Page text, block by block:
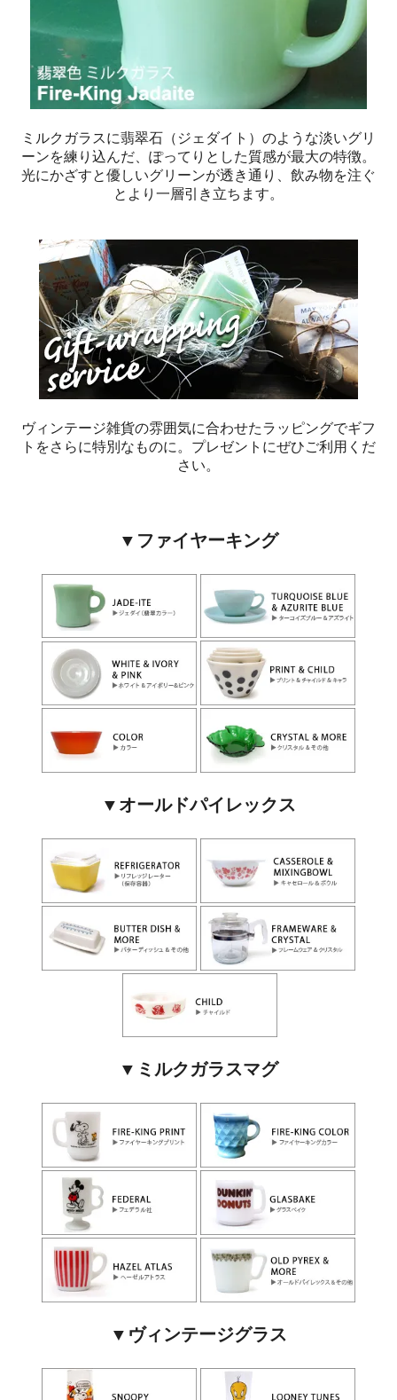
ミルクガラスに翡翠石（ジェダイト）のような淡いグリ
ーンを練り込んだ、ぽってりとした質感が最大の特徴。
光にかざすと優しいグリーンが透き通り、飲み物を注ぐ
とより一層引き立ちます。
ヴィンテージ雑貨の雰囲気に合わせたラッピングでギフ
トをさらに特別なものに。プレゼントにぜひご利用くだ
さい。
▼ファイヤーキング
▼オールドパイレックス
▼ミルクガラスマグ
▼ヴィンテージグラス